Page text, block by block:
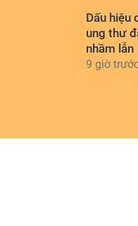
Dấu hiệu
ung thư
nhầm lẫn
9 giờ